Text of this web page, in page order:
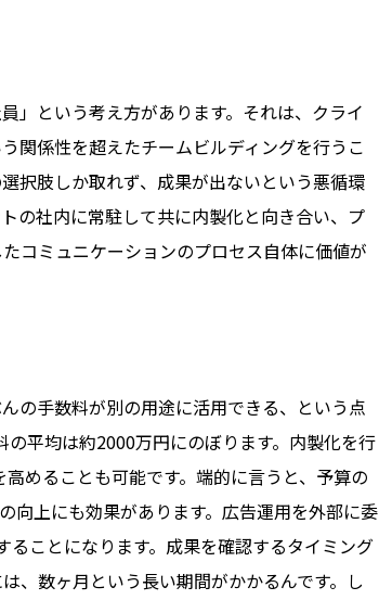
」という考え方があります。それは、クライ
関係性を超えたチームビルディングを行うこ
択肢しか取れず、成果が出ないという悪循環
の社内に常駐して共に内製化と向き合い、プ
コミュニケーションのプロセス自体に価値が
の手数料が別の用途に活用できる、という点
平均は約2000万円にのぼります。内製化を行
めることも可能です。端的に言うと、予算の
向上にも効果があります。広告運用を外部に委
ことになります。成果を確認するタイミング
、数ヶ月という長い期間がかかるんです。し